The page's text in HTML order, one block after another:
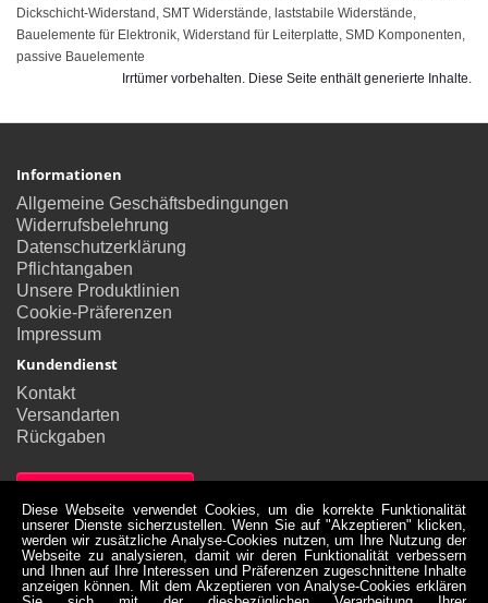
Dickschicht-Widerstand, SMT Widerstände, laststabile Widerstände,
Bauelemente für Elektronik, Widerstand für Leiterplatte, SMD Komponenten,
passive Bauelemente
Irrtümer vorbehalten. Diese Seite enthält generierte Inhalte.
Informationen
Allgemeine Geschäftsbedingungen
Widerrufsbelehrung
Datenschutzerklärung
Pflichtangaben
Unsere Produktlinien
Cookie-Präferenzen
Impressum
Kundendienst
Kontakt
Versandarten
Rückgaben
Konto
Konto
Bestellverlauf
Diese Webseite verwendet Cookies, um die korrekte Funktionalität
unserer Dienste sicherzustellen. Wenn Sie auf "Akzeptieren" klicken,
werden wir zusätzliche Analyse-Cookies nutzen, um Ihre Nutzung der
Webseite zu analysieren, damit wir deren Funktionalität verbessern
und Ihnen auf Ihre Interessen und Präferenzen zugeschnittene Inhalte
anzeigen können. Mit dem Akzeptieren von Analyse-Cookies erklären